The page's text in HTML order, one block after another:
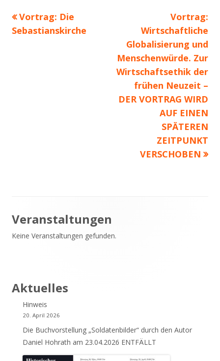
Beitragsnavigation
Vorheriger
Beitrag:
Vortrag: Die
Sebastianskirche
Nächster
Beitrag
Vortrag:
Wirtschaftliche
Globalisierung und
Menschenwürde. Zur
Wirtschaftsethik der
frühen Neuzeit –
DER VORTRAG WIRD
AUF EINEN
SPÄTEREN
ZEITPUNKT
VERSCHOBEN
Haupt-
Seitenleiste
Veranstaltungen
Keine Veranstaltungen gefunden.
Aktuelles
Hinweis
20. April 2026
Die Buchvorstellung „Soldatenbilder“ durch den Autor
Daniel Hohrath am 23.04.2026 ENTFÄLLT